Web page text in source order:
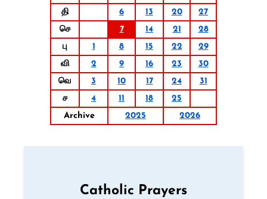
தி
6 13 20
27
செ
7 14 21
28
பு
1 8 15 22
29
வி
2 9 16 23
30
வெ
3 10 17 24
31
ச
4 11 18
25
Archive
2025 2026
Catholic Prayers